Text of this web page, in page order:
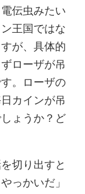
伝虫みたい
王国ではな
が、具体的
ローザが吊
。ローザの
カインが吊
ょうか？ど
切り出すと
っかいだ」